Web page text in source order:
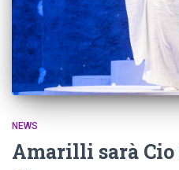
NEWS
Amarilli sarà Cio